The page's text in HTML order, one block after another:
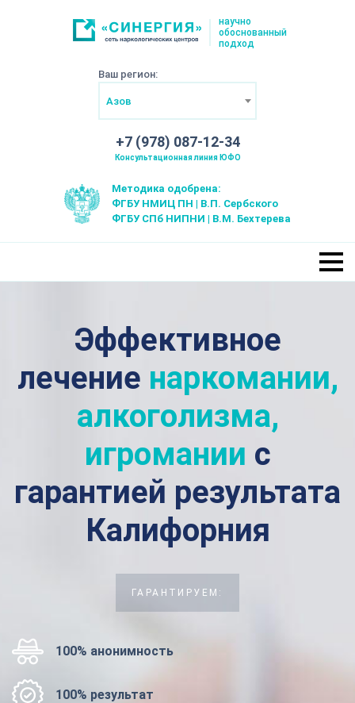
научно
обоснованный
подход
Ваш регион:
Азов
+7 (978) 087-12-34
Консультационная линия ЮФО
Методика одобрена:
ФГБУ НМИЦ ПН | В.П. Сербского
ФГБУ СПб НИПНИ | В.М. Бехтерева
Эффективное
лечение наркомании,
алкоголизма,
игромании с
гарантией результата
Калифорния
ГАРАНТИРУЕМ:
100% анонимность
100% результат